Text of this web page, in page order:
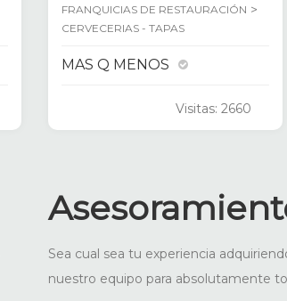
FRANQUICIAS DE RESTAURACIÓN >
CERVECERIAS - TAPAS
MAS Q MENOS
Visitas: 2660
Sea cual sea tu experiencia
nuestro equipo para absolutamente